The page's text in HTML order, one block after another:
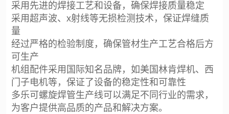
采用先进的焊接工艺和设备，确保焊接质量稳定
采用超声波、x射线等无损检测技术，保证焊缝质
量
经过严格的检验制度，确保管材生产工艺合格后方
可生产
机组配件采用国际知名品牌，如美国林肯焊机、西
门子电机等，保证了设备的稳定性和可靠性
多乐可螺旋焊管生产线可以满足不同行业的需求，
为客户提供高品质的产品和解决方案。